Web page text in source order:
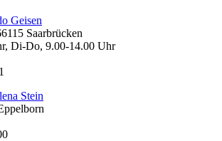
Geisen
Saarbrücken
Di-Do, 9.00-14.00 Uhr
Stein